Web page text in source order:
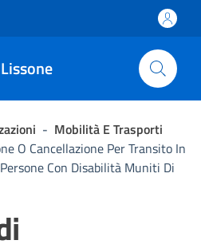
- Mobilità E Trasporti
O Cancellazione Per Transito In
Con Disabilità Muniti Di